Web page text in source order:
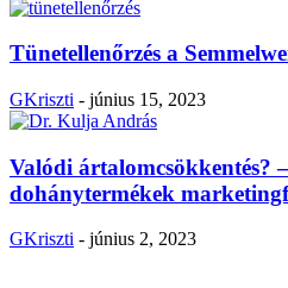
Tünetellenőrzés a
GKriszti - június 15, 2023
Valódi ártalomcsökkentés?
dohánytermékek
GKriszti - június 2, 2023